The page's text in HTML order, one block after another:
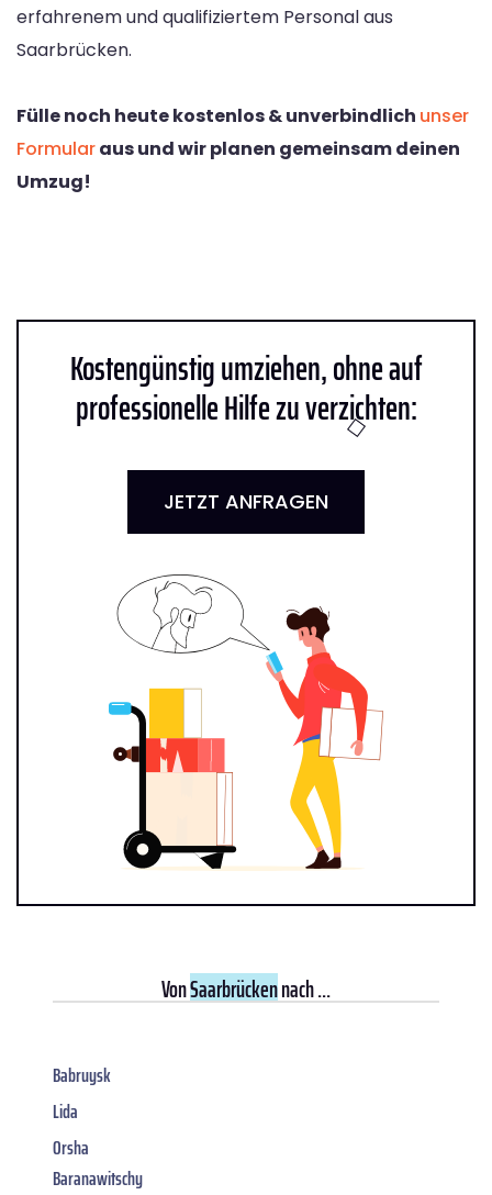
erfahrenem und qualifiziertem Personal aus
Saarbrücken.
Fülle noch heute kostenlos & unverbindlich unser
Formularaus und wir planen gemeinsam deinen
Umzug!
Kostengünstig umziehen, ohne auf
professionelle Hilfe zu verzichten:
JETZT ANFRAGEN
VonSaarbrückennach ...
Babruysk
Lida
Orsha
Baranawitschy